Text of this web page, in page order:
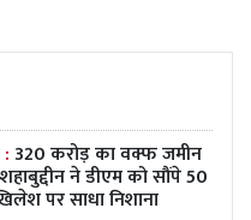
320 करोड़ का वक्फ जमीन
ने डीएम को सौंपे 50
पर साधा निशाना